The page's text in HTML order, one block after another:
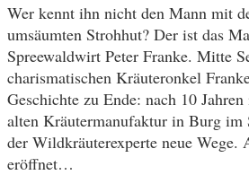
Wer kennt ihn nicht den Mann mit
umsäumten Strohhut? Der ist das
Spreewaldwirt Peter Franke. Mitte
charismatischen Kräuteronkel
Geschichte zu Ende: nach 10
alten Kräutermanufaktur in Burg im
der Wildkräuterexperte neue Wege.
eröffnet…